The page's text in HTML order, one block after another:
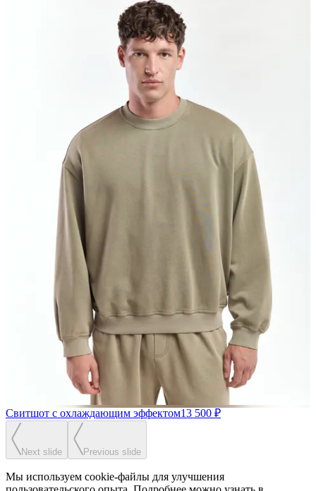
Свитшот с охлаждающим эффектом13 500 ₽
Next slide Previous slide
Мы используем cookie-файлы для улучшения